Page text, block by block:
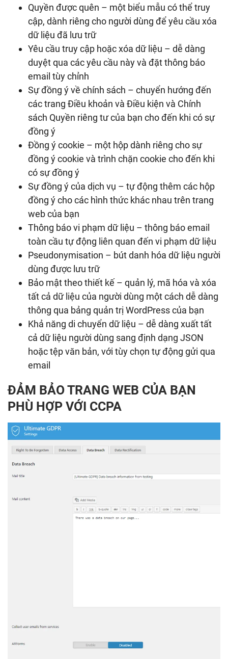
Quyền được quên – một biểu mẫu có thể truy
cập, dành riêng cho người dùng để yêu cầu xóa
dữ liệu đã lưu trữ
Yêu cầu truy cập hoặc xóa dữ liệu – dễ dàng
duyệt qua các yêu cầu này và đặt thông báo
email tùy chỉnh
Sự đồng ý về chính sách – chuyển hướng đến
các trang Điều khoản và Điều kiện và Chính
sách Quyền riêng tư của bạn cho đến khi có sự
đồng ý
Đồng ý cookie – một hộp dành riêng cho sự
đồng ý cookie và trình chặn cookie cho đến khi
có sự đồng ý
Sự đồng ý của dịch vụ – tự động thêm các hộp
đồng ý cho các hình thức khác nhau trên trang
web của bạn
Thông báo vi phạm dữ liệu – thông báo email
toàn cầu tự động liên quan đến vi phạm dữ liệu
Pseudonymisation – bút danh hóa dữ liệu người
dùng được lưu trữ
Bảo mật theo thiết kế – quản lý, mã hóa và xóa
tất cả dữ liệu của người dùng một cách dễ dàng
thông qua bảng quản trị WordPress của bạn
Khả năng di chuyển dữ liệu – dễ dàng xuất tất
cả dữ liệu người dùng sang định dạng JSON
hoặc tệp văn bản, với tùy chọn tự động gửi qua
email
ĐẢM BẢO TRANG WEB CỦA BẠN
PHÙ HỢP VỚI CCPA